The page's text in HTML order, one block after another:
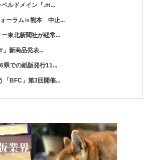
ルドメイン「.m...
ーラム㏌熊本 中止...
ー東北新聞社が経常...
」新商品発表...
での紙版発行11...
「BFC」第3回開催...